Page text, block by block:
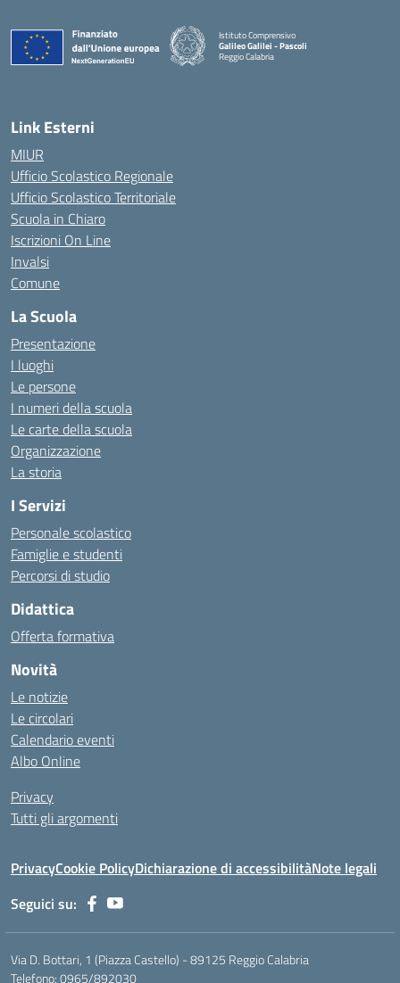
Istituto Comprensivo
Galileo Galilei - Pascoli
Reggio Calabria
Link Esterni
MIUR
Ufficio Scolastico Regionale
Ufficio Scolastico Territoriale
Scuola in Chiaro
Iscrizioni On Line
Invalsi
Comune
La Scuola
Presentazione
I luoghi
Le persone
I numeri della scuola
Le carte della scuola
Organizzazione
La storia
I Servizi
Personale scolastico
Famiglie e studenti
Percorsi di studio
Didattica
Offerta formativa
Novità
Le notizie
Le circolari
Calendario eventi
Albo Online
Privacy
Tutti gli argomenti
PrivacyCookie PolicyDichiarazione di accessibilitàNote legali
Seguici su:
Via D. Bottari, 1 (Piazza Castello) - 89125 Reggio Calabria
Telefono: 0965/892030